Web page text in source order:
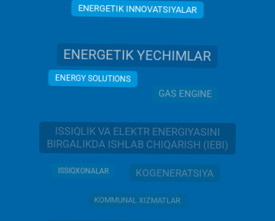
ENERGETIK INNOVATSIYALAR
ENERGETIK YECHIMLAR
ENERGY SOLUTIONS
GAS ENGINE
ISSIQLIK VA ELEKTR ENERGIYASINI
BIRGALIKDA ISHLAB CHIQARISH (IEBI)
ISSIQXONALAR KOGENERATSIYA
KOMMUNAL XIZMATLAR